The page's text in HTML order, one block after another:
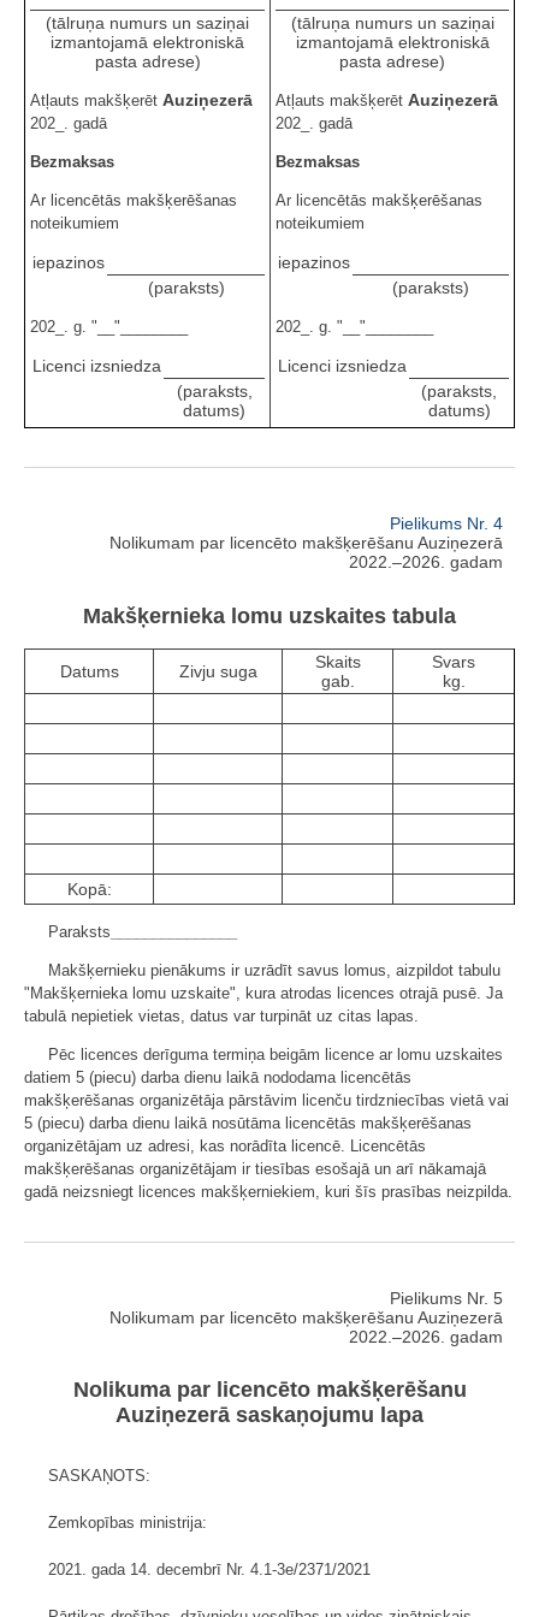
(tālruņa numurs un saziņai
izmantojamā elektroniskā
pasta adrese)
Atļauts makšķerēt Auziņezerā
202_. gadā
Bezmaksas
Ar licencētās makšķerēšanas
noteikumiem
iepazinos
(paraksts)
202_. g. "__"________
Licenci izsniedza
(paraksts,
datums)
(tālruņa numurs un saziņai
izmantojamā elektroniskā
pasta adrese)
Atļauts makšķerēt Auziņezerā
202_. gadā
Bezmaksas
Ar licencētās makšķerēšanas
noteikumiem
iepazinos
(paraksts)
202_. g. "__"________
Licenci izsniedza
(paraksts,
datums)
Pielikums Nr. 4
Nolikumam par licencēto makšķerēšanu Auziņezerā
2022.–2026. gadam
Makšķernieka lomu uzskaites tabula
Datums Zivju suga
Skaits
gab.
Svars
kg.
Kopā:
Paraksts
Makšķernieku pienākums ir uzrādīt savus lomus, aizpildot tabulu
"Makšķernieka lomu uzskaite", kura atrodas licences otrajā pusē. Ja
tabulā nepietiek vietas, datus var turpināt uz citas lapas.
Pēc licences derīguma termiņa beigām licence ar lomu uzskaites
datiem 5 (piecu) darba dienu laikā nododama licencētās
makšķerēšanas organizētāja pārstāvim licenču tirdzniecības vietā vai
5 (piecu) darba dienu laikā nosūtāma licencētās makšķerēšanas
organizētājam uz adresi, kas norādīta licencē. Licencētās
makšķerēšanas organizētājam ir tiesības esošajā un arī nākamajā
gadā neizsniegt licences makšķerniekiem, kuri šīs prasības neizpilda.
Pielikums Nr. 5
Nolikumam par licencēto makšķerēšanu Auziņezerā
2022.–2026. gadam
Nolikuma par licencēto makšķerēšanu
Auziņezerā saskaņojumu lapa
SASKAŅOTS:
Zemkopības ministrija:
2021. gada 14. decembrī Nr. 4.1-3e/2371/2021